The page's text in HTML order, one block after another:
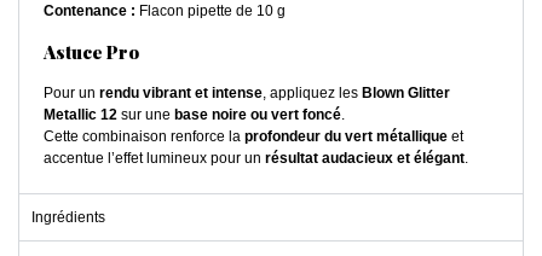
Contenance : Flacon pipette de 10 g
Astuce Pro
Pour un rendu vibrant et intense, appliquez les Blown Glitter
Metallic 12 sur une base noire ou vert foncé.
Cette combinaison renforce la profondeur du vert métallique et
accentue l’effet lumineux pour un résultat audacieux et élégant.
Ingrédients